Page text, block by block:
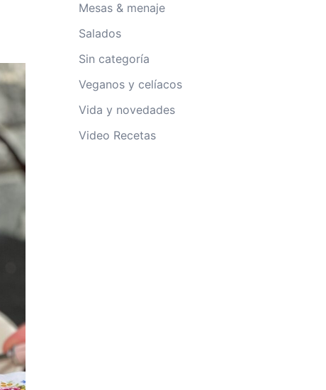
Mesas & menaje
Salados
Sin categoría
Veganos y celíacos
Vida y novedades
Video Recetas